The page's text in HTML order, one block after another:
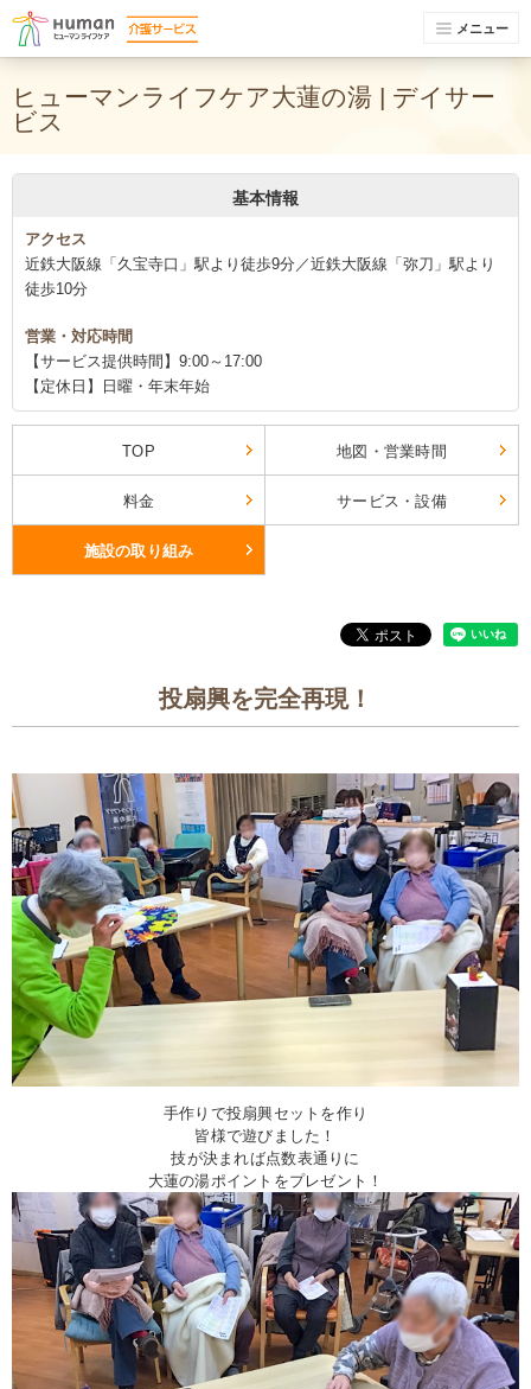
メニュー
ヒューマンライフケア大蓮の湯 | デイサー
ビス
基本情報
アクセス
近鉄大阪線「久宝寺口」駅より徒歩9分／近鉄大阪線「弥刀」駅より
徒歩10分
営業・対応時間
【サービス提供時間】9:00～17:00
【定休日】日曜・年末年始
TOP 地図・営業時間
料金 サービス・設備
施設の取り組み
投扇興を完全再現！
手作りで投扇興セットを作り
皆様で遊びました！
技が決まれば点数表通りに
大蓮の湯ポイントをプレゼント！